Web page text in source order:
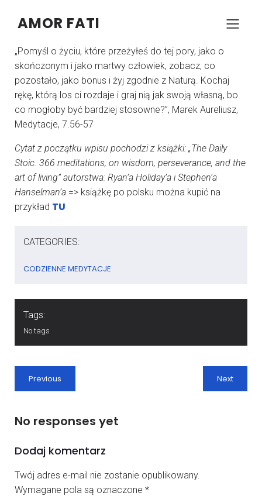
AMOR FATI
KONRAD SZCZYPCZYK
„Pomyśl o życiu, które przeżyłeś do tej pory, jako o
skończonym i jako martwy człowiek, zobacz, co
pozostało, jako bonus i żyj zgodnie z Naturą. Kochaj
rękę, którą los ci rozdaje i graj nią jak swoją własną, bo
co mogłoby być bardziej stosowne?”, Marek Aureliusz,
Medytacje, 7.56-57
Cytat z początku wpisu pochodzi z książki: „The Daily
Stoic. 366 meditations, on wisdom, perseverance, and the
art of living” autorstwa: Ryan’a Holiday’a i Stephen’a
Hanselman’a => książkę po polsku można kupić na
przykład TU
CATEGORIES:
CODZIENNE MEDYTACJE
Tags:
No tags
Previous Next
No responses yet
Dodaj komentarz
Twój adres e-mail nie zostanie opublikowany.
Wymagane pola są oznaczone *